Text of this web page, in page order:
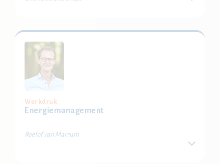
tussen medewerker, leidinggevende en HR helder
Locatie: Delft, Bussum, Eindhoven, Weidum, Regio
Achterhoek-Twente
(in Weidum wordt deze workshop gegeven door Erik
Werkdruk
Energiemanagement
Roelof van Marrum